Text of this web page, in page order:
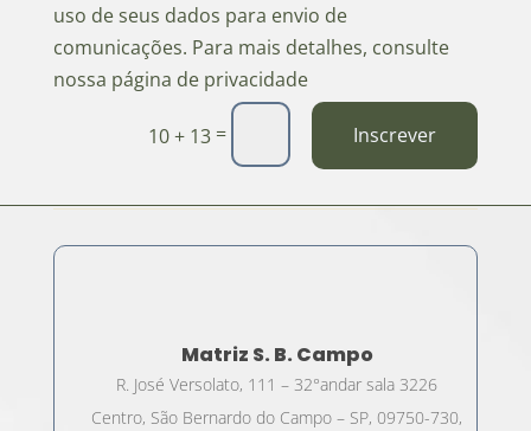
uso de seus dados para envio de
comunicações. Para mais detalhes, consulte
nossa página de privacidade
10 + 13 = Inscrever
Matriz S. B. Campo
R. José Versolato, 111 – 32°andar sala 3226
Centro, São Bernardo do Campo – SP, 09750-730,